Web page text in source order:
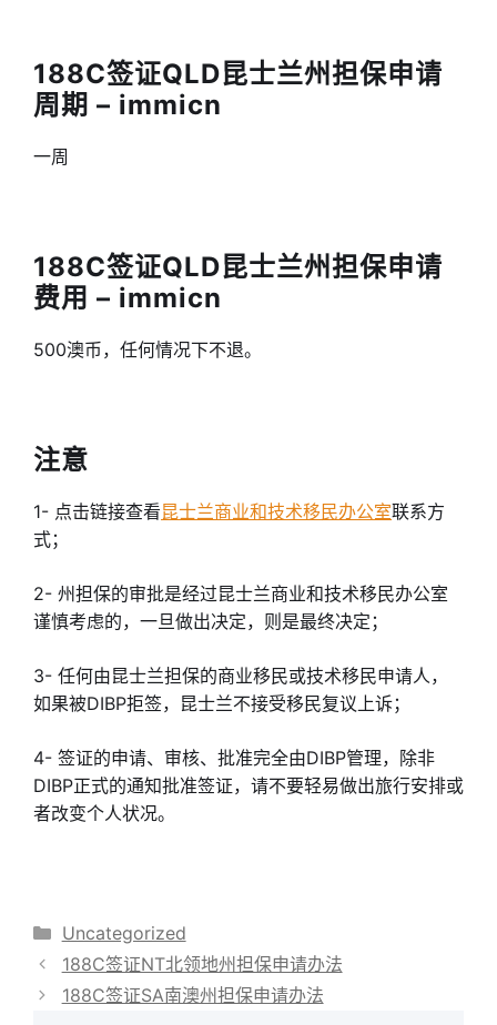
188C签证QLD昆士兰州担保申请
周期 – immicn
一周
188C签证QLD昆士兰州担保申请
费用 – immicn
500澳币，任何情况下不退。
注意
1- 点击链接查看昆士兰商业和技术移民办公室联系方
式；
2- 州担保的审批是经过昆士兰商业和技术移民办公室
谨慎考虑的，一旦做出决定，则是最终决定；
3- 任何由昆士兰担保的商业移民或技术移民申请人，
如果被DIBP拒签，昆士兰不接受移民复议上诉；
4- 签证的申请、审核、批准完全由DIBP管理，除非
DIBP正式的通知批准签证，请不要轻易做出旅行安排或
者改变个人状况。
分
类
Uncategorized
188C签证NT北领地州担保申请办法
188C签证SA南澳州担保申请办法